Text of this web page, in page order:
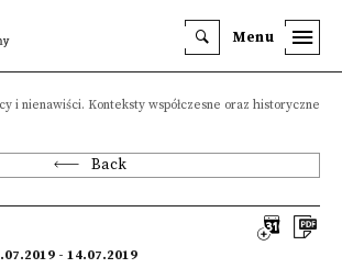
Menu
i nienawiści. Konteksty współczesne oraz historyczne
Back
- 14.07.2019